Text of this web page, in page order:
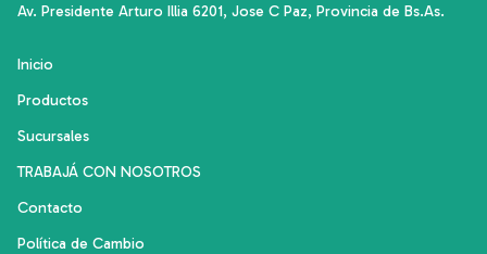
Av. Presidente Arturo Illia 6201, Jose C Paz, Provincia de Bs.As.
Inicio
Productos
Sucursales
TRABAJÁ CON NOSOTROS
Contacto
Política de Cambio